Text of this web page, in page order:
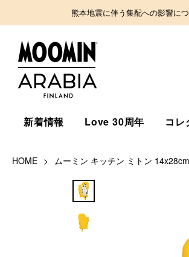
熊本地震に伴う集配への影響に
新着情報 Love 30周年 コレ
HOME ムーミン キッチン ミトン